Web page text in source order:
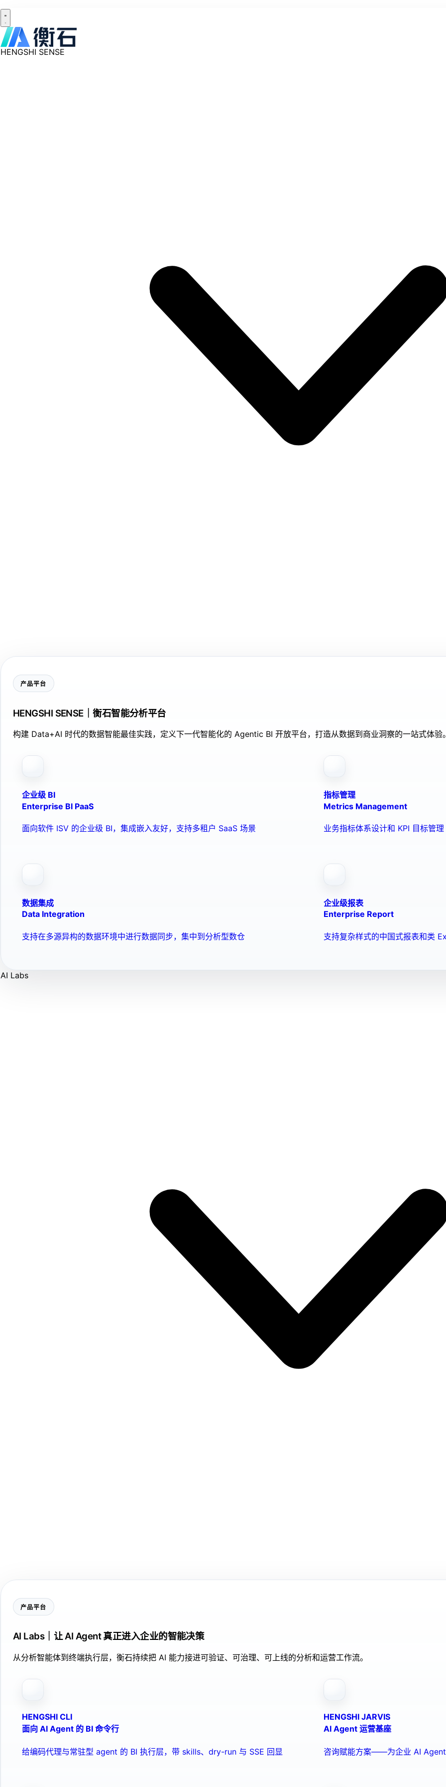
HENGSHI SENSE
产品平台
HENGSHI SENSE｜衡石智能分析平台
构建 Data+AI 时代的数据智能最佳实践，定义下一代智能化的 Agentic BI 开放平台，打造从数据到商业洞察的一站式体验
企业级 BI
Enterprise BI PaaS
面向软件 ISV 的企业级 BI，集成嵌入友好，支持多租户 SaaS 场景
指标管理
Metrics Management
业务指标体系设计和 KPI 目标管理
数据集成
Data Integration
支持在多源异构的数据环境中进行数据同步，集中到分析型数仓
企业级报表
Enterprise Report
支持复杂样式的中国式报表和类
AI Labs
产品平台
AI Labs｜让 AI Agent 真正进入企业的智能决策
从分析智能体到终端执行层，衡石持续把 AI 能力接进可验证、可治理、可上线的分析和运营工作流。
HENGSHI CLI
面向 AI Agent 的 BI 命令行
给编码代理与常驻型 agent 的 BI 执行层，带 skills、dry-run 与 SSE 回显
HENGSHI JARVIS
AI Agent 运营基座
咨询赋能方案——为企业 AI Agent